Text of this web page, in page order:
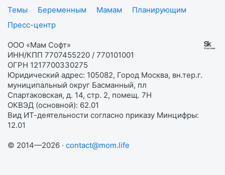
Темы
Беременным Мамам
Планирующим
Пресс-центр
ООО «Мам Софт»
ИНН/КПП 7707455220 / 770101001
ОГРН 1217700330275
Юридический адрес: 105082, Город Москва, вн.тер.г.
муниципальный округ Басманный, пл
Спартаковская, д. 14, стр. 2, помещ. 7Н
ОКВЭД (основной): 62.01
Вид ИТ-деятельности согласно приказу Минцифры:
12.01
© 2014—2026 · contact@mom.life